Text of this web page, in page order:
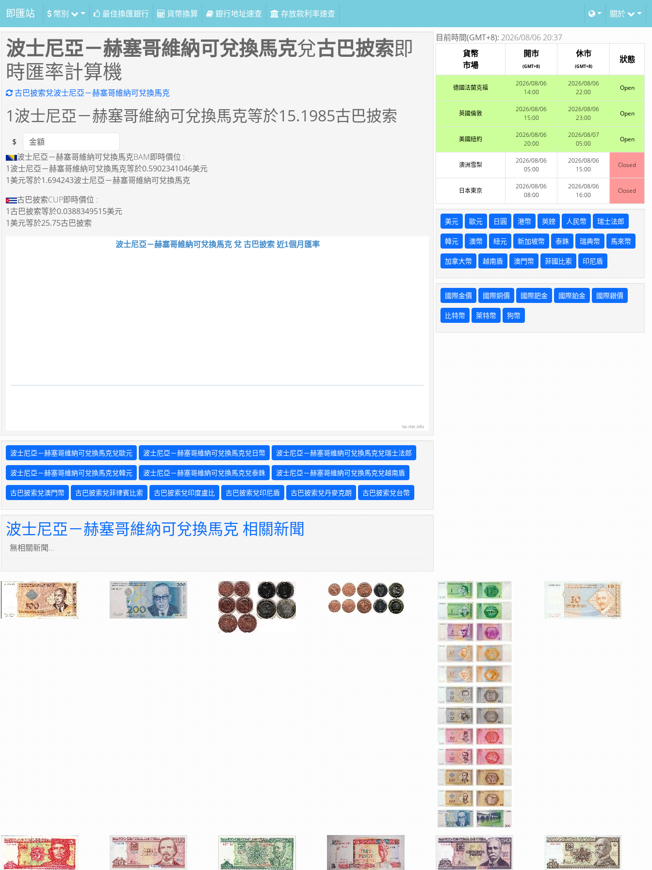
即匯站 幣別 最佳換匯銀行 貨幣換算 銀行地址速查 存放款利率速查 關於
波士尼亞－赫塞哥維納可兌換馬克兌古巴披索即
時匯率計算機
古巴披索兌波士尼亞－赫塞哥維納可兌換馬克
1波士尼亞－赫塞哥維納可兌換馬克等於15.1985古巴披索
Amount
$
波士尼亞－赫塞哥維納可兌換馬克BAM即時價位 :
1波士尼亞－赫塞哥維納可兌換馬克等於0.5902341046美元
1美元等於1.694243波士尼亞－赫塞哥維納可兌換馬克
古巴披索CUP即時價位 :
1古巴披索等於0.0388349515美元
1美元等於25.75古巴披索
波士尼亞－赫塞哥維納可兌換馬克 兌 古巴披索 近1個月匯率
tw.rter.info
波士尼亞－赫塞哥維納可兌換馬克兌歐元 波士尼亞－赫塞哥維納可兌換馬克兌日幣 波士尼亞－赫塞哥維納可兌換馬克兌瑞士法郎
波士尼亞－赫塞哥維納可兌換馬克兌韓元 波士尼亞－赫塞哥維納可兌換馬克兌泰銖 波士尼亞－赫塞哥維納可兌換馬克兌越南盾
古巴披索兌澳門幣 古巴披索兌菲律賓比索 古巴披索兌印度盧比 古巴披索兌印尼盾 古巴披索兌丹麥克朗 古巴披索兌台幣
波士尼亞－赫塞哥維納可兌換馬克 相關新聞
無相關新聞...
目前時間(GMT+8): 2026/08/06 20:37
貨幣
市場
開市
(GMT+8)
休市
(GMT+8)
狀態
德國法蘭克福
2026/08/06
14:00
2026/08/06
22:00
Open
英國倫敦
2026/08/06
15:00
2026/08/06
23:00
Open
美國紐約
2026/08/06
20:00
2026/08/07
05:00
Open
澳洲雪梨
2026/08/06
05:00
2026/08/06
15:00
Closed
日本東京
2026/08/06
08:00
2026/08/06
16:00
Closed
美元 歐元 日圓 港幣 英鎊 人民幣 瑞士法郎
韓元 澳幣 紐元 新加坡幣 泰銖 瑞典幣 馬來幣
加拿大幣 越南盾 澳門幣 菲國比索 印尼盾
國際金價 國際銅價 國際鈀金 國際鉑金 國際銀價
比特幣 萊特幣 狗幣